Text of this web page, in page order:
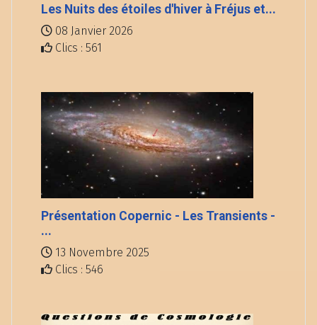
Les Nuits des étoiles d'hiver à Fréjus et...
08 Janvier 2026
Clics : 561
Présentation Copernic - Les Transients -
...
13 Novembre 2025
Clics : 546